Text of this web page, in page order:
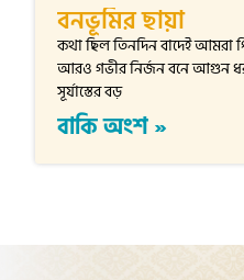
বনভূমির ছায়া
কথা ছিল তিনদিন বাদেই আমরা
আরও গভীর নির্জন বনে আগুন
সূর্যাস্তের বড়
বাকি অংশ »